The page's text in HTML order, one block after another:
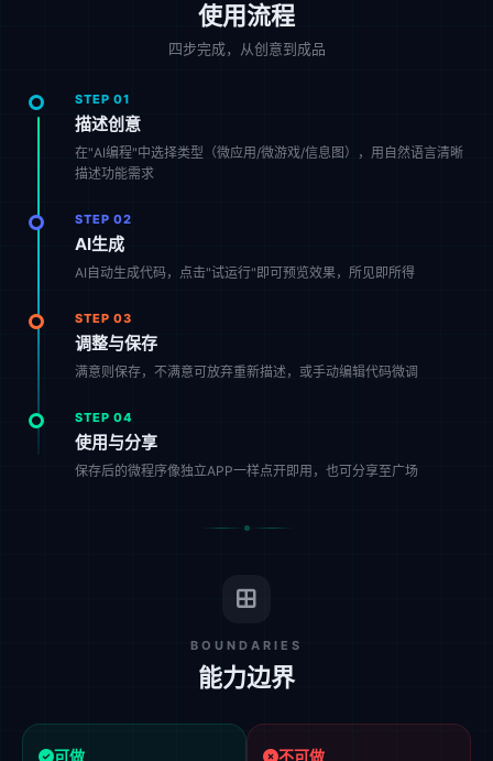
使用流程
四步完成，从创意到成品
STEP 01
描述创意
在"AI编程"中选择类型（微应用/微游戏/信息图），用自然语言清晰
描述功能需求
STEP 02
AI生成
AI自动生成代码，点击"试运行"即可预览效果，所见即所得
STEP 03
调整与保存
满意则保存，不满意可放弃重新描述，或手动编辑代码微调
STEP 04
使用与分享
保存后的微程序像独立APP一样点开即用，也可分享至广场
BOUNDARIES
能力边界
可做 不可做